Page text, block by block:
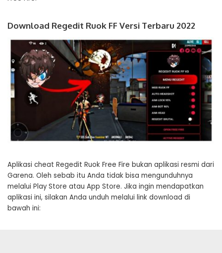
Download Regedit Ruok FF Versi Terbaru 2022
Aplikasi cheat Regedit Ruok Free Fire bukan aplikasi resmi dari
Garena. Oleh sebab itu Anda tidak bisa mengunduhnya
melalui Play Store atau App Store. Jika ingin mendapatkan
aplikasi ini, silakan Anda unduh melalui link download di
bawah ini: